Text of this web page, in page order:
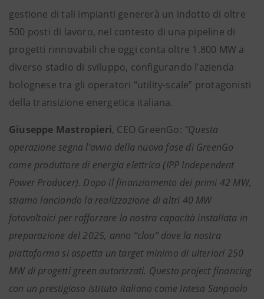
gestione di tali impianti genererà un indotto di oltre
500 posti di lavoro, nel contesto di una pipeline di
progetti rinnovabili che oggi conta oltre 1.800 MW a
diverso stadio di sviluppo, configurando l’azienda
bolognese tra gli operatori “utility-scale” protagonisti
della transizione energetica italiana.
Giuseppe Mastropieri, CEO GreenGo: “Questa
operazione segna l’avvio della nuova fase di GreenGo
come produttore di energia elettrica (IPP Independent
Power Producer). Dopo il finanziamento dei primi 42 MW,
stiamo lanciando la realizzazione di altri 40 MW
fotovoltaici per rafforzare la nostra capacità installata in
preparazione del 2025, anno “clou” dove la nostra
piattaforma si aspetta un target minimo di ulteriori 250
MW di progetti green autorizzati. Questo project financing
con un prestigioso istituto italiano come Intesa Sanpaolo